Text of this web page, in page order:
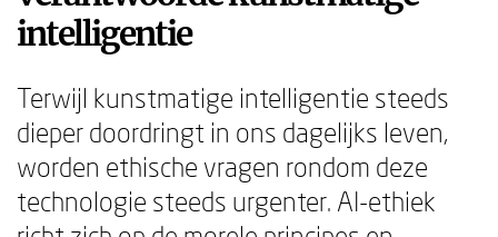
intelligentie
Terwijl kunstmatige intelligentie steeds
dieper doordringt in ons dagelijks leven,
worden ethische vragen rondom deze
technologie steeds urgenter. AI-ethiek